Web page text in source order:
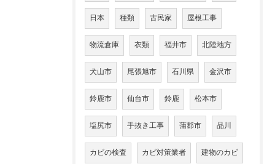
日本 種類 古民家 屋根工事
物流倉庫 衣類 福井市 北陸地方
犬山市 尾張旭市 石川県 金沢市
鈴鹿市 仙台市 鈴鹿 松本市
塩尻市 手抜き工事 蒲郡市 品川
カビの検査 カビ対策業者 建物のカビ